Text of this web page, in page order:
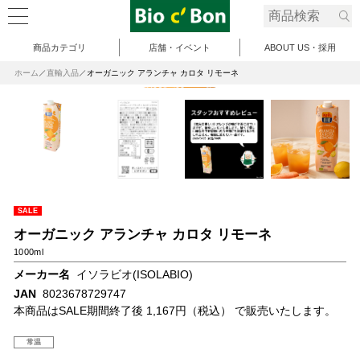
商品カテゴリ 店舗・イベント ABOUT US・採用
ホーム 直輸入品 オーガニック アランチャ カロタ リモーネ
SALE
オーガニック アランチャ カロタ リモーネ
1000ml
メーカー名
イソラビオ(ISOLABIO)
JAN 8023678729747
本商品はSALE期間終了後 1,167円（税込） で販売いたします。
常温